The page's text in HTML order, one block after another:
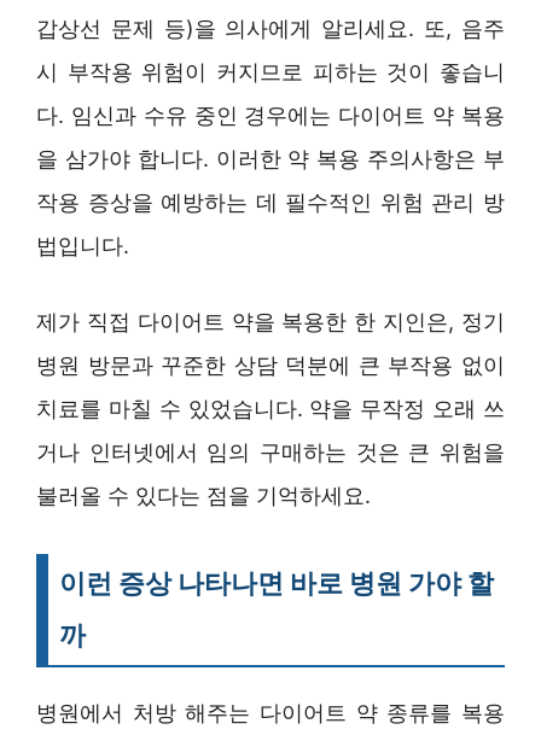
갑상선 문제 등)을 의사에게 알리세요. 또, 음주
시 부작용 위험이 커지므로 피하는 것이 좋습니
다. 임신과 수유 중인 경우에는 다이어트 약 복용
을 삼가야 합니다. 이러한 약 복용 주의사항은 부
작용 증상을 예방하는 데 필수적인 위험 관리 방
법입니다.
제가 직접 다이어트 약을 복용한 한 지인은, 정기
병원 방문과 꾸준한 상담 덕분에 큰 부작용 없이
치료를 마칠 수 있었습니다. 약을 무작정 오래 쓰
거나 인터넷에서 임의 구매하는 것은 큰 위험을
불러올 수 있다는 점을 기억하세요.
이런 증상 나타나면 바로 병원 가야 할
까
병원에서 처방 해주는 다이어트 약 종류를 복용